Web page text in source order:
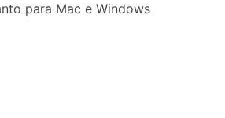
para Mac e Windows